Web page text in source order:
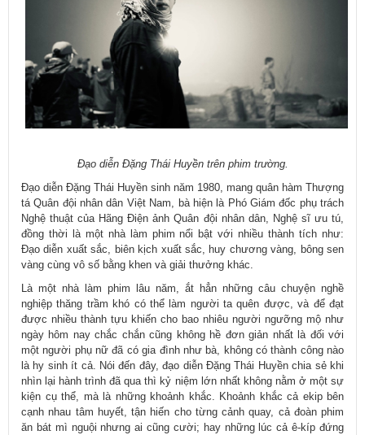
Đạo diễn Đặng Thái Huyền trên phim trường.
Đạo diễn Đặng Thái Huyền sinh năm 1980, mang quân hàm Thượng
tá Quân đội nhân dân Việt Nam, bà hiện là Phó Giám đốc phụ trách
Nghệ thuật của Hãng Điện ảnh Quân đội nhân dân, Nghệ sĩ ưu tú,
đồng thời là một nhà làm phim nổi bật với nhiều thành tích như:
Đạo diễn xuất sắc, biên kịch xuất sắc, huy chương vàng, bông sen
vàng cùng vô số bằng khen và giải thưởng khác.
Là một nhà làm phim lâu năm, ắt hẳn những câu chuyện nghề
nghiệp thăng trầm khó có thể làm người ta quên được, và để đạt
được nhiều thành tựu khiến cho bao nhiêu người ngưỡng mộ như
ngày hôm nay chắc chắn cũng không hề đơn giản nhất là đối với
một người phụ nữ đã có gia đình như bà, không có thành công nào
là hy sinh ít cả. Nói đến đây, đạo diễn Đặng Thái Huyền chia sẻ khi
nhìn lại hành trình đã qua thì kỷ niệm lớn nhất không nằm ở một sự
kiện cụ thể, mà là những khoảnh khắc. Khoảnh khắc cả ekip bên
cạnh nhau tâm huyết, tận hiến cho từng cảnh quay, cả đoàn phim
ăn bát mì nguội nhưng ai cũng cười; hay những lúc cả ê-kíp đứng